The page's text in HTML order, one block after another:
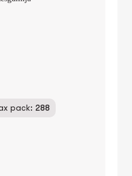
pack: 288